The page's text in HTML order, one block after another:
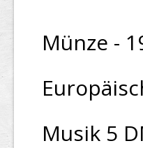
Münze -
Musik 5